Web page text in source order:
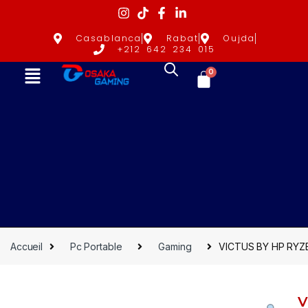
Casablanca Rabat
Oujda
+212 642 234 015
0
Accueil Pc Portable Gaming VICTUS BY HP